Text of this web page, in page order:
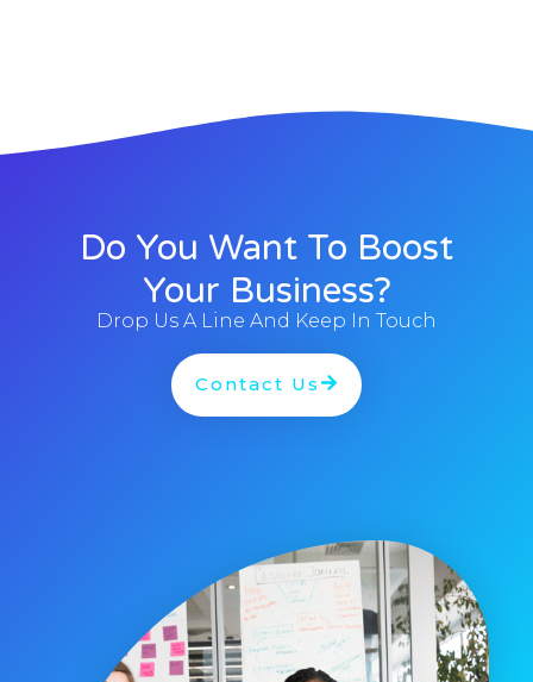
Do You Want To Boost
Your Business?
Drop Us A Line And Keep In Touch
Contact Us